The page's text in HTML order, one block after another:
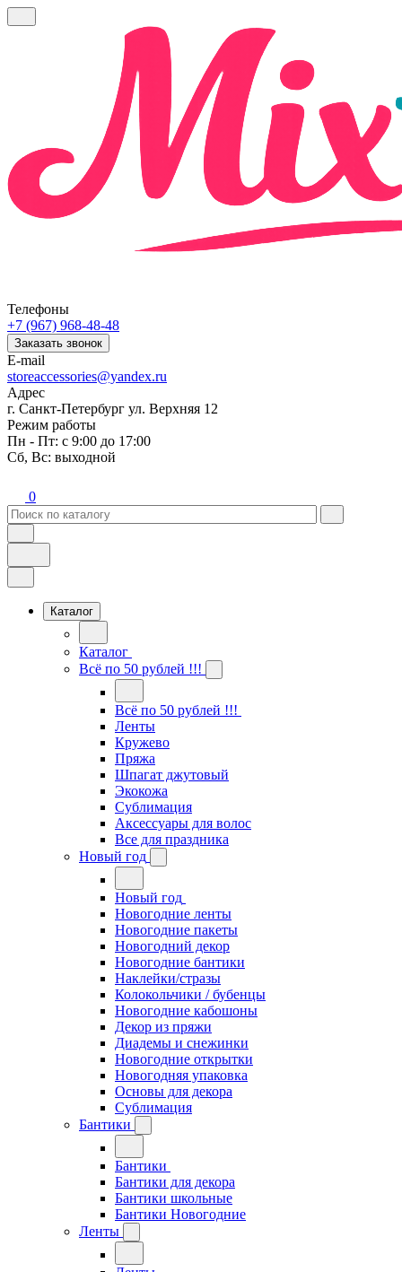
Телефоны
+7 (967) 968-48-48
Заказать звонок
E-mail
storeaccessories@yandex.ru
Адрес
г. Санкт-Петербург ул. Верхняя 12
Режим работы
Пн - Пт: с 9:00 до 17:00
Сб, Вс: выходной
0
Каталог
Каталог
Всё по 50 рублей !!!
Всё по 50 рублей !!!
Ленты
Кружево
Пряжа
Шпагат джутовый
Экокожа
Сублимация
Аксессуары для волос
Все для праздника
Новый год
Новый год
Новогодние ленты
Новогодние пакеты
Новогодний декор
Новогодние бантики
Наклейки/стразы
Колокольчики / бубенцы
Новогодние кабошоны
Декор из пряжи
Диадемы и снежинки
Новогодние открытки
Новогодняя упаковка
Основы для декора
Сублимация
Бантики
Бантики
Бантики для декора
Бантики школьные
Бантики Новогодние
Ленты